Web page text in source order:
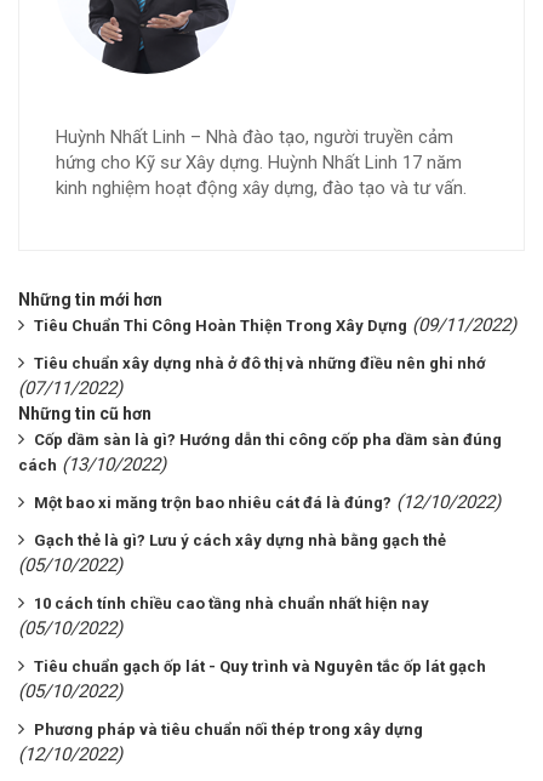
Huỳnh Nhất Linh – Nhà đào tạo, người truyền cảm
hứng cho Kỹ sư Xây dựng. Huỳnh Nhất Linh 17 năm
kinh nghiệm hoạt động xây dựng, đào tạo và tư vấn.
Những tin mới hơn
Tiêu Chuẩn Thi Công Hoàn Thiện Trong Xây Dựng (09/11/2022)
Tiêu chuẩn xây dựng nhà ở đô thị và những điều nên ghi nhớ
(07/11/2022)
Những tin cũ hơn
Cốp dầm sàn là gì? Hướng dẫn thi công cốp pha dầm sàn đúng
cách (13/10/2022)
Một bao xi măng trộn bao nhiêu cát đá là đúng? (12/10/2022)
Gạch thẻ là gì? Lưu ý cách xây dựng nhà bằng gạch thẻ
(05/10/2022)
10 cách tính chiều cao tầng nhà chuẩn nhất hiện nay
(05/10/2022)
Tiêu chuẩn gạch ốp lát - Quy trình và Nguyên tắc ốp lát gạch
(05/10/2022)
Phương pháp và tiêu chuẩn nối thép trong xây dựng
(12/10/2022)